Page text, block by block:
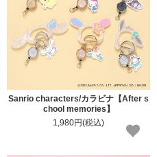
Sanrio characters/カラビナ【After s
chool memories】
1,980円(税込)